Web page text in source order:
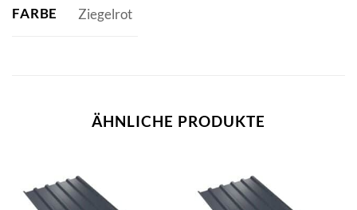
FARBE Ziegelrot
ÄHNLICHE PRODUKTE